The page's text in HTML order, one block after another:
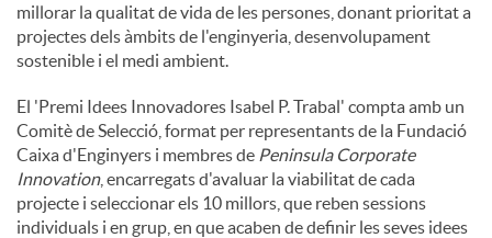
millorar la qualitat de vida de les persones, donant prioritat a
projectes dels àmbits de l'enginyeria, desenvolupament
sostenible i el medi ambient.
El 'Premi Idees Innovadores Isabel P. Trabal' compta amb un
Comitè de Selecció, format per representants de la Fundació
Caixa d'Enginyers i membres de Peninsula Corporate
Innovation, encarregats d'avaluar la viabilitat de cada
projecte i seleccionar els 10 millors, que reben sessions
individuals i en grup, en que acaben de definir les seves idees